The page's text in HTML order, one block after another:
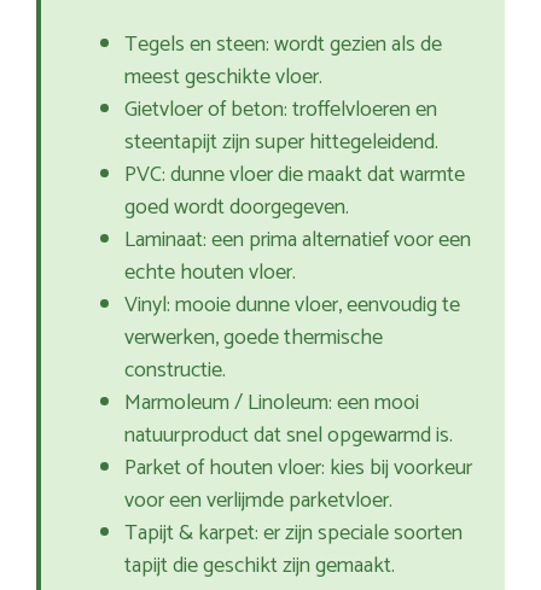
Tegels en steen: wordt gezien als de
meest geschikte vloer.
Gietvloer of beton: troffelvloeren en
steentapijt zijn super hittegeleidend.
PVC: dunne vloer die maakt dat warmte
goed wordt doorgegeven.
Laminaat: een prima alternatief voor een
echte houten vloer.
Vinyl: mooie dunne vloer, eenvoudig te
verwerken, goede thermische
constructie.
Marmoleum / Linoleum: een mooi
natuurproduct dat snel opgewarmd is.
Parket of houten vloer: kies bij voorkeur
voor een verlijmde parketvloer.
Tapijt & karpet: er zijn speciale soorten
tapijt die geschikt zijn gemaakt.